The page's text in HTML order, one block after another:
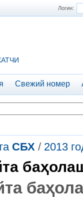
Логин:
Свежий номер
СБХ / 2013